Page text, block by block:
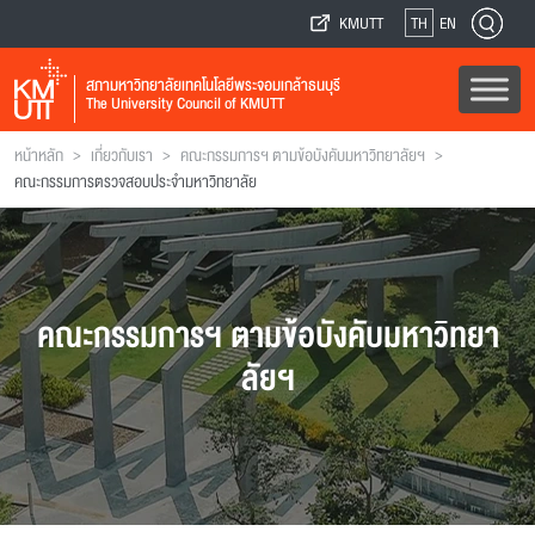
KMUTT TH EN
สภามหาวิทยาลัยเทคโนโลยีพระจอมเกล้าธนบุรี
The University Council of KMUTT
หน้าหลัก > เกี่ยวกับเรา > คณะกรรมการฯ ตามข้อบังคับมหาวิทยาลัยฯ >
คณะกรรมการตรวจสอบประจำมหาวิทยาลัย
คณะกรรมการฯ ตามข้อบังคับมหาวิทยา
ลัยฯ